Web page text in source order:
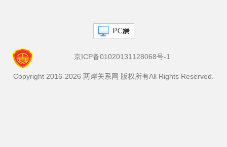
京ICP备01020131128068号-1
Copyright 2016-2026 两岸关系网 版权所有All Rights Reserved.